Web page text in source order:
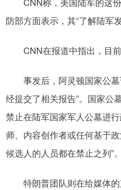
防部方面表示，其“了解陆军
CNN在报道中指出，目前
事发后，阿灵顿国家公墓
经提交了相关报告”。国家公
禁止在陆军国家军人公墓进
师、内容创作者或任何基于
候选人的人员都在禁止之列”。
特朗普团队则在给媒体的